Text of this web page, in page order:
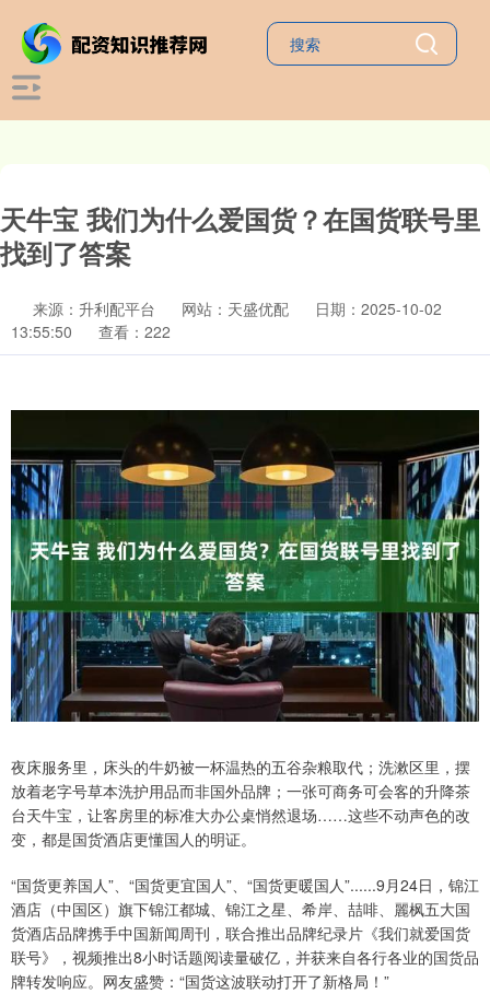
天牛宝 我们为什么爱国货？在国货联号里
找到了答案
来源：升利配平台 网站：天盛优配
日期：2025-10-02
13:55:50
查看：222
夜床服务里，床头的牛奶被一杯温热的五谷杂粮取代；洗漱区里，摆
放着老字号草本洗护用品而非国外品牌；一张可商务可会客的升降茶
台天牛宝，让客房里的标准大办公桌悄然退场……这些不动声色的改
变，都是国货酒店更懂国人的明证。
“国货更养国人”、“国货更宜国人”、“国货更暖国人”......9月24日，锦江
酒店（中国区）旗下锦江都城、锦江之星、希岸、喆啡、麗枫五大国
货酒店品牌携手中国新闻周刊，联合推出品牌纪录片《我们就爱国货
联号》，视频推出8小时话题阅读量破亿，并获来自各行各业的国货品
牌转发响应。网友盛赞：“国货这波联动打开了新格局！”